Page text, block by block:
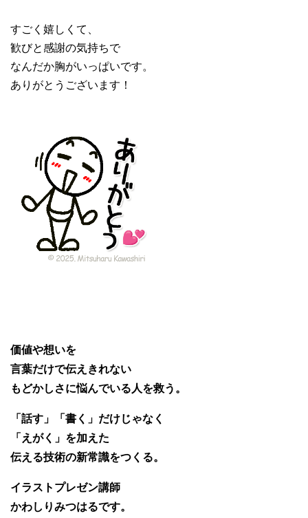
すごく嬉しくて、
歓びと感謝の気持ちで
なんだか胸がいっぱいです。
ありがとうございます！
価値や想いを
言葉だけで伝えきれない
もどかしさに悩んでいる人を救う。
「話す」「書く」だけじゃなく
「えがく」を加えた
伝える技術の新常識をつくる。
イラストプレゼン講師
かわしりみつはるです。